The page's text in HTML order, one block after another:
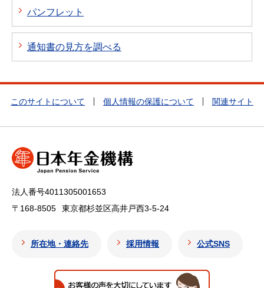
パンフレット
通知書の見方を調べる
このサイトについて 個人情報の保護について 関連サイト
法人番号4011305001653
〒168-8505
東京都杉並区高井戸西3-5-24
所在地・連絡先 採用情報 公式SNS